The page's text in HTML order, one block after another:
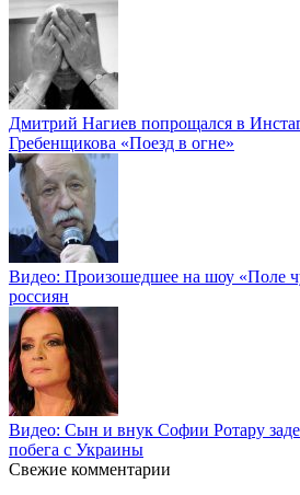
Дмитрий Нагиев попрощался в
Гребенщикова «Поезд в огне»
Видео: Произошедшее на шоу «Поле
россиян
Видео: Сын и внук Софии Ротару
побега с Украины
Свежие комментарии